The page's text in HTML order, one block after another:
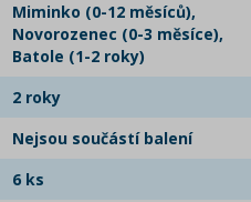
Miminko (0-12 měsíců),
Novorozenec (0-3 měsíce),
Batole (1-2 roky)
2 roky
Nejsou součástí balení
6 ks